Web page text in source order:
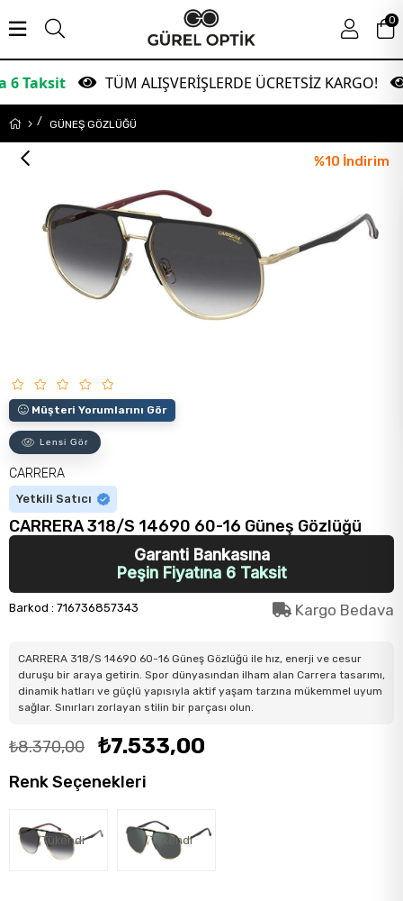
TÜM ALIŞVERİŞLERDE ÜCRETSİZ KARGO!
0
GÜNEŞ GÖZLÜĞÜ
%10 İndirim
Müşteri Yorumlarını Gör
Lensi Gör
CARRERA
Yetkili Satıcı
CARRERA 318/S 14690 60-16 Güneş Gözlüğü
Garanti Bankasına
Peşin Fiyatına 6 Taksit
Barkod : 716736857343 Kargo Bedava
CARRERA 318/S 14690 60-16 Güneş Gözlüğü ile hız, enerji ve cesur
duruşu bir araya getirin. Spor dünyasından ilham alan Carrera tasarımı,
dinamik hatları ve güçlü yapısıyla aktif yaşam tarzına mükemmel uyum
sağlar. Sınırları zorlayan stilin bir parçası olun.
₺8.370,00 ₺7.533,00
Renk Seçenekleri
Tükendi Tükendi